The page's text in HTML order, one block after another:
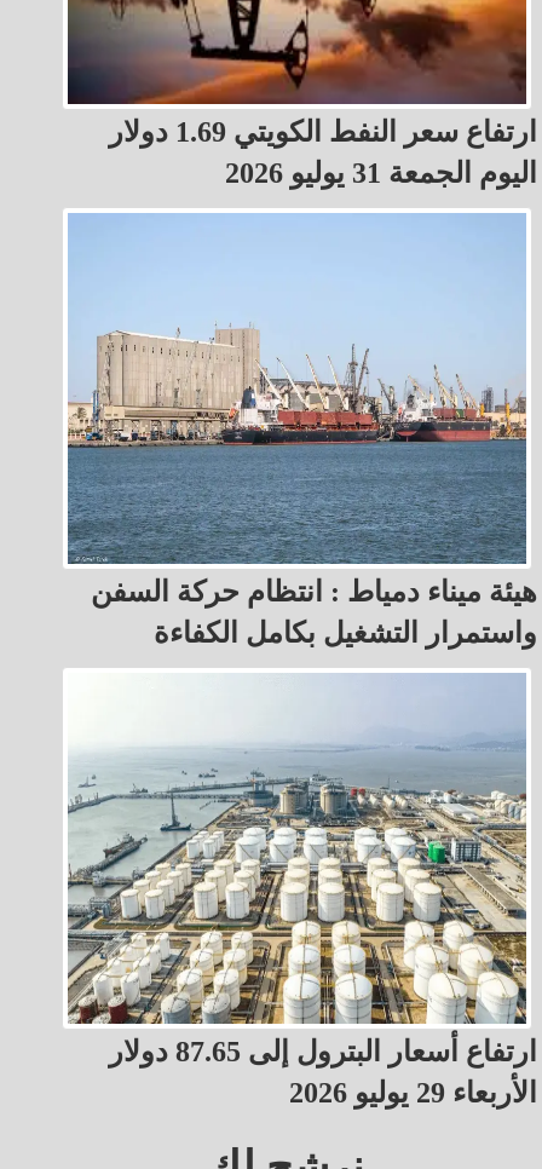
ارتفاع سعر النفط الكويتي 1.69 دولار
اليوم الجمعة 31 يوليو 2026
هيئة ميناء دمياط : انتظام حركة السفن
واستمرار التشغيل بكامل الكفاءة
ارتفاع أسعار البترول إلى 87.65 دولار
الأربعاء 29 يوليو 2026